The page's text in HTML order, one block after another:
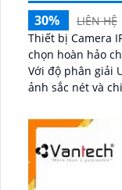
30%
LIÊN HỆ
Thiết bị Camera
chọn hoàn hảo
Với độ phân giải
ảnh sắc nét và